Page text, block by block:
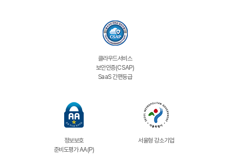
클라우드서비스
보안인증(CSAP)
SaaS 간편등급
정보보호
준비도평가 AA(P)
서울형 강소기업